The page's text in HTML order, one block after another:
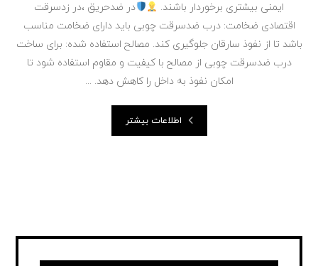
ایمنی بیشتری برخوردار باشند.
در ضدحریق ،در زدسرقت
اقتصادی ضخامت: درب ضدسرقت چوبی باید دارای ضخامت مناسب
باشد تا از نفوذ سارقان جلوگیری کند. مصالح استفاده شده: برای ساخت
درب ضدسرقت چوبی از مصالح با کیفیت و مقاوم استفاده شود تا
امکان نفوذ به داخل را کاهش دهد. ...
اطلاعات بیشتر